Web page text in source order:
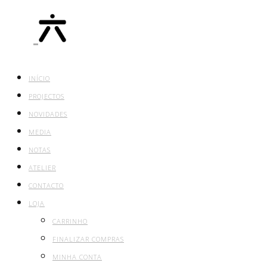
INÍCIO
PROJECTOS
NOVIDADES
MEDIA
NOTAS
ATELIER
CONTACTO
LOJA
CARRINHO
FINALIZAR COMPRAS
MINHA CONTA